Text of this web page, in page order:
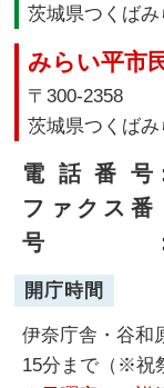
茨城県つくば
みらい平市
〒300-2358
茨城県つくば
電話番号
ファクス番
号
開庁時間
伊奈庁舎・谷和
15分まで（※祝